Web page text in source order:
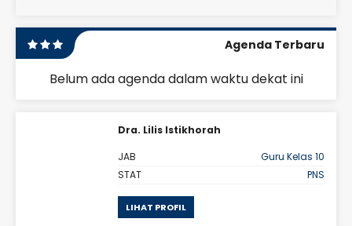
Agenda Terbaru
Belum ada agenda dalam waktu dekat ini
Dra. Lilis Istikhorah
JAB
Guru Kelas 10
STAT
PNS
LIHAT PROFIL